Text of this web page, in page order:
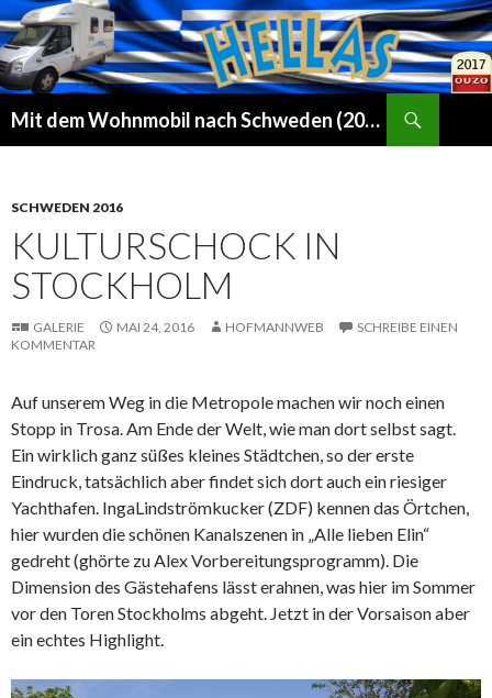
Mit dem Wohnmobil nach Schweden (2016) und bald nach Griechenland (2017)
SCHWEDEN 2016
KULTURSCHOCK IN
STOCKHOLM
GALERIE MAI 24, 2016 HOFMANNWEB
SCHREIBE EINEN
KOMMENTAR
Auf unserem Weg in die Metropole machen wir noch einen
Stopp in Trosa. Am Ende der Welt, wie man dort selbst sagt.
Ein wirklich ganz süßes kleines Städtchen, so der erste
Eindruck, tatsächlich aber findet sich dort auch ein riesiger
Yachthafen. IngaLindströmkucker (ZDF) kennen das Örtchen,
hier wurden die schönen Kanalszenen in „Alle lieben Elin“
gedreht (ghörte zu Alex Vorbereitungsprogramm). Die
Dimension des Gästehafens lässt erahnen, was hier im Sommer
vor den Toren Stockholms abgeht. Jetzt in der Vorsaison aber
ein echtes Highlight.